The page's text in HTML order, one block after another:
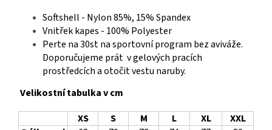
Softshell - Nylon 85%, 15% Spandex
Vnitřek kapes - 100% Polyester
Perte na 30st na sportovní program bez aviváže.
Doporučujeme prát v gelových pracích
prostředcích a otočit vestu naruby.
Velikostní tabulka v cm
XS
S M L XL
XXL